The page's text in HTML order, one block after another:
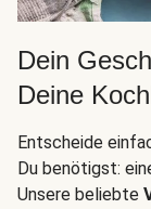
Dein
Deine
Entscheide
Du benötigst:
Unsere beliebte